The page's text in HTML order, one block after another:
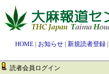
HOME | お知らせ | 新規読者登録 |
読者会員ログイン